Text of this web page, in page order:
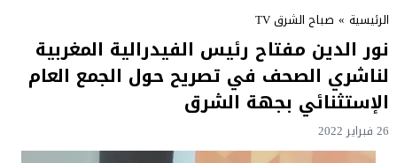
الرئيسية » صباح الشرق TV
نور الدين مفتاح رئيس الفيدرالية المغربية
لناشري الصحف في تصريح حول الجمع العام
الإستثنائي بجهة الشرق
26 فبراير 2022